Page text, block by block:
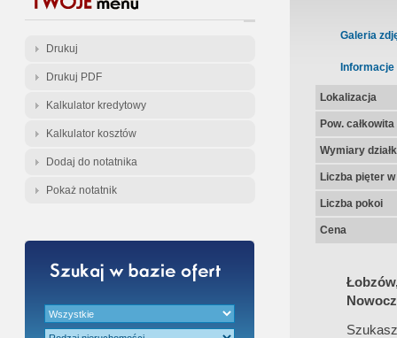
Gratis - Przedwstępna Umowa
Drukuj
Drukuj PDF
Kalkulator kredytowy
Kalkulator kosztów
Dodaj do notatnika
Pokaż notatnik
Galeria
Informacje
Lokalizacja
Pow.
Wymiary
Liczba pięter
Liczba pokoi
Cena